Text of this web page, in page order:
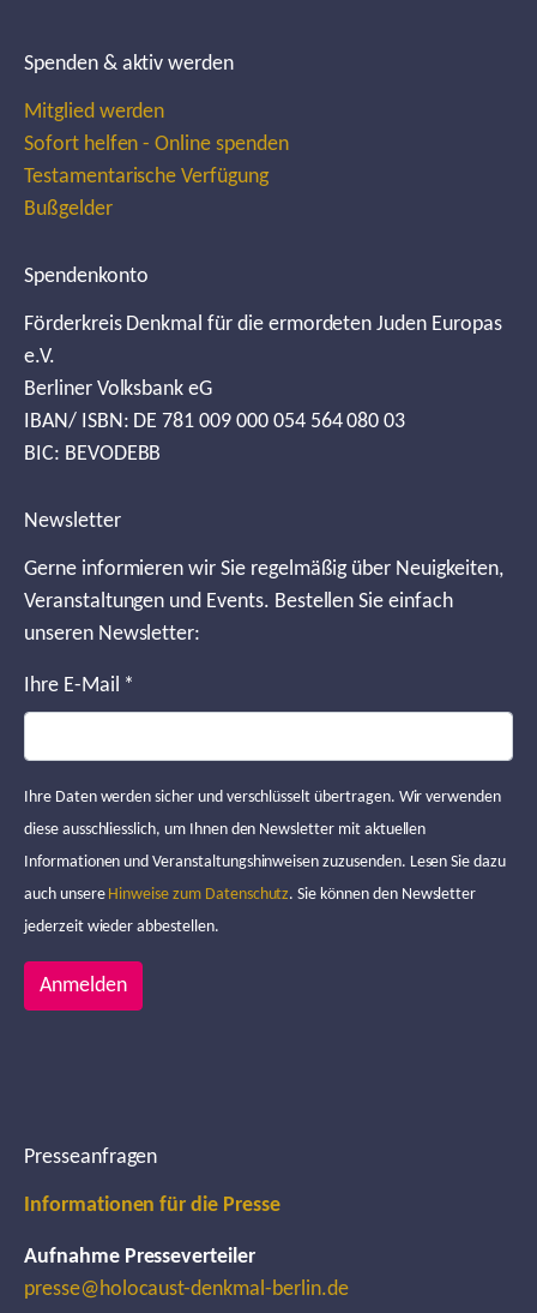
Spenden & aktiv werden
Mitglied werden
Sofort helfen - Online spenden
Testamentarische Verfügung
Bußgelder
Spendenkonto
Förderkreis Denkmal für die ermordeten Juden Europas
e.V.
Berliner Volksbank eG
IBAN/ ISBN: DE 781 009 000 054 564 080 03
BIC: BEVODEBB
Newsletter
Gerne informieren wir Sie regelmäßig über Neuigkeiten,
Veranstaltungen und Events. Bestellen Sie einfach
unseren Newsletter:
Ihre E-Mail *
Ihre Daten werden sicher und verschlüsselt übertragen. Wir verwenden
diese ausschliesslich, um Ihnen den Newsletter mit aktuellen
Informationen und Veranstaltungshinweisen zuzusenden. Lesen Sie dazu
auch unsere Hinweise zum Datenschutz. Sie können den Newsletter
jederzeit wieder abbestellen.
Anmelden
Presseanfragen
Informationen für die Presse
Aufnahme Presseverteiler
presse@holocaust-denkmal-berlin.de